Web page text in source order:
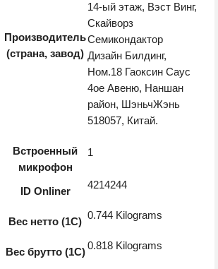
Производитель
(страна, завод)
14-ый этаж, Вэст Винг,
Скайворз
Семикондактор
Дизайн Билдинг,
Ном.18 Гаоксин Саус
4ое Авеню, Наншан
район, ШэньчЖэнь
518057, Китай.
Встроенный
микрофон
1
ID Onliner
4214244
Вес нетто (1С)
0.744 Kilograms
Вес брутто (1С)
0.818 Kilograms